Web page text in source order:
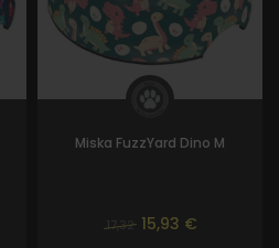
Miska FuzzYard Dino M
17,32 15,93 €